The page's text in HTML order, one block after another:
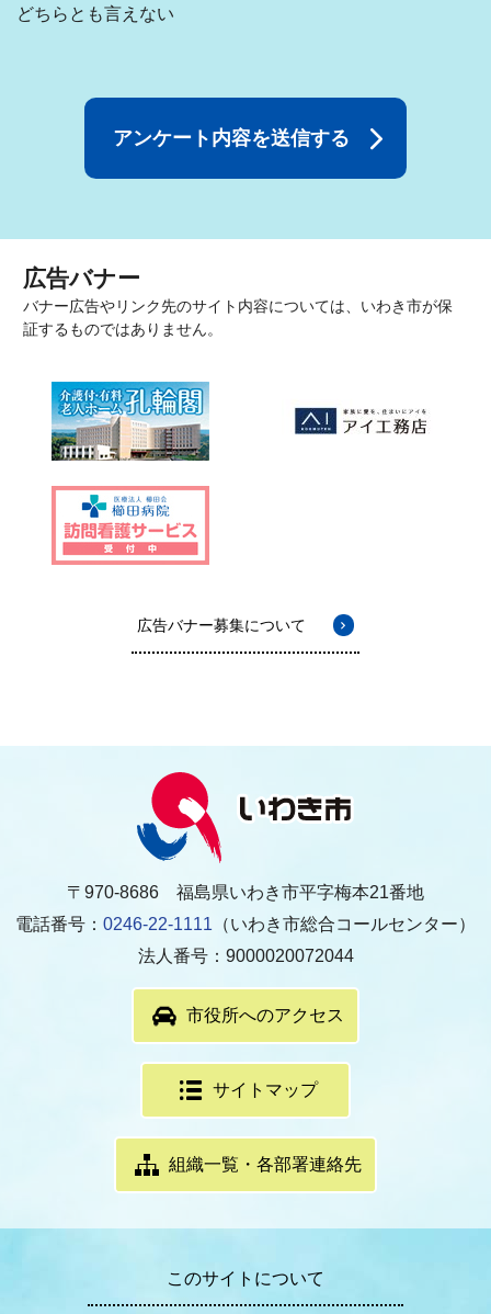
どちらとも言えない
広告バナー
バナー広告やリンク先のサイト内容については、いわき市が保
証するものではありません。
広告バナー募集について
〒970-8686 福島県いわき市平字梅本21番地
電話番号： 0246-22-1111 （いわき市総合コールセンター）
法人番号：9000020072044
市役所へのアクセス
サイトマップ
組織一覧・各部署連絡先
このサイトについて